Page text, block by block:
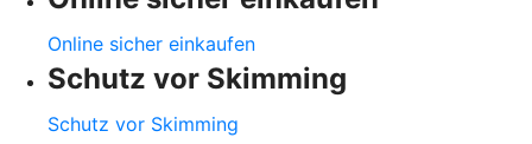
Online sicher einkaufen
Schutz vor Skimming
Schutz vor Skimming